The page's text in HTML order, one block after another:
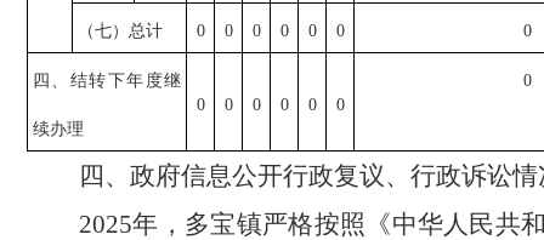
（七）总计 0 0 0 0 0 0 0
四、结转下年度继
续办理
0 0 0 0 0 0
0
四、政府信息公开行政复议、行政诉讼情
2025年，多宝镇严格按照 《中华人民共